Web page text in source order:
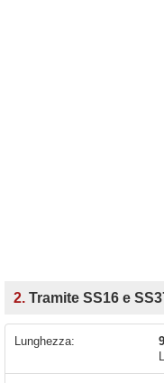
2. Tramite SS16 e
Lunghezza: